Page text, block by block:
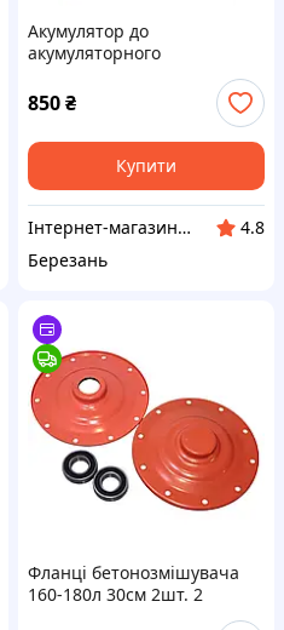
Акумулятор до
акумуляторного
обприскувача Forte CL-16
850₴
Купити
Інтернет-магазин "СВЕРДЛО"
4.8
Березань
Фланці бетонозмішувача
160-180л 30см 2шт. 2